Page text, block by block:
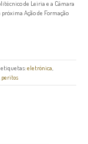
de Leiria e a Câmara
Ação de Formação
eletrónica,
peritos